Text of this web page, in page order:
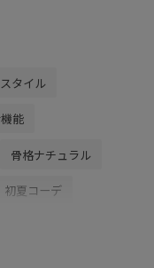
タイル
能
骨格ナチュラル
初夏コーデ
コーデ